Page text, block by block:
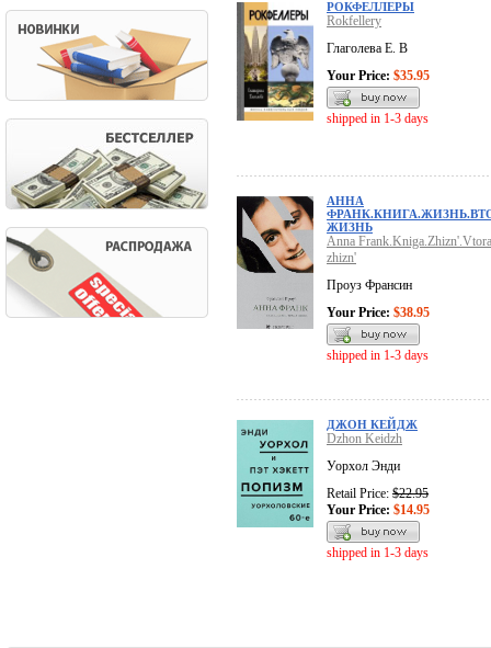
РОКФЕЛЛЕРЫ
Rokfellery
Глаголева Е. В
Your Price: $35.95
shipped in 1-3 days
АННА
ЖИЗНЬ
Anna
zhizn'
Проуз Франсин
Your Price: $38.95
shipped in 1-3 days
ДЖОН КЕЙДЖ
Dzhon Keidzh
Уорхол Энди
Retail Price: $22.95
Your Price: $14.95
shipped in 1-3 days